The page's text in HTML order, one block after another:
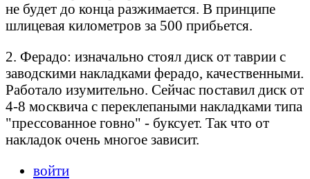
не будет до конца разжимается. В принципе
шлицевая километров за 500 прибьется.
2. Ферадо: изначально стоял диск от таврии с
заводскими накладками ферадо, качественными.
Работало изумительно. Сейчас поставил диск от
4-8 москвича с переклепаными накладками типа
"прессованное говно" - буксует. Так что от
накладок очень многое зависит.
войти